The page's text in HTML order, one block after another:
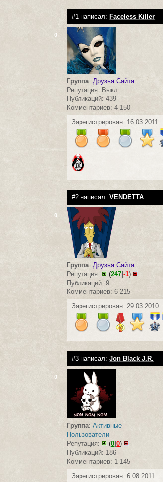
#1 написал: Faceless Killer
0
Группа:Друзья Сайта
Репутация: Выкл.
Публикаций: 439
Комментариев: 4 150
Зарегистрирован: 16.03.2011
#2 написал:VENDETTA
0
Группа:Друзья Сайта
Репутация:
(247 |-1)
Публикаций: 9
Комментариев: 6 215
Зарегистрирован: 29.03.2010
#3 написал:Jon Black J.R.
0
Группа:Активные
Пользователи
Репутация:
(0 |0)
Публикаций: 186
Комментариев: 1 145
Зарегистрирован: 6.08.2011